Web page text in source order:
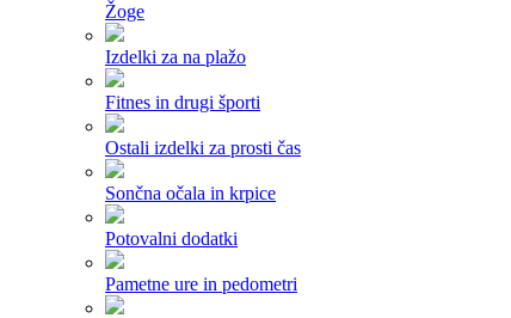
Žoge
Izdelki za na plažo
Fitnes in drugi športi
Ostali izdelki za prosti čas
Sončna očala in krpice
Potovalni dodatki
Pametne ure in pedometri